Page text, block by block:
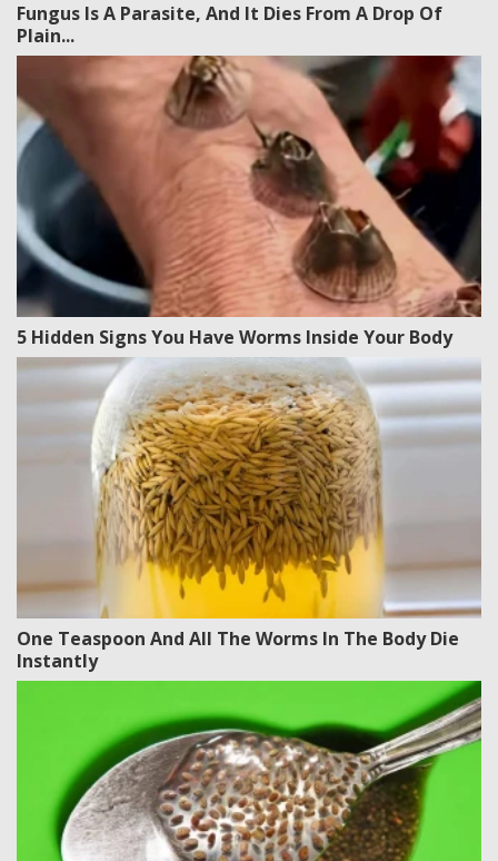
Fungus Is A Parasite, And It Dies From A Drop Of
Plain...
5 Hidden Signs You Have Worms Inside Your Body
One Teaspoon And All The Worms In The Body Die
Instantly